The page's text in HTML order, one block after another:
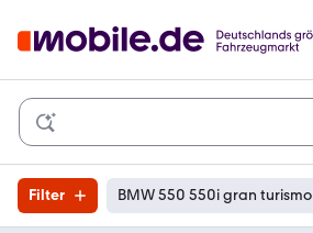
Filter BMW 550 550i gran turismo